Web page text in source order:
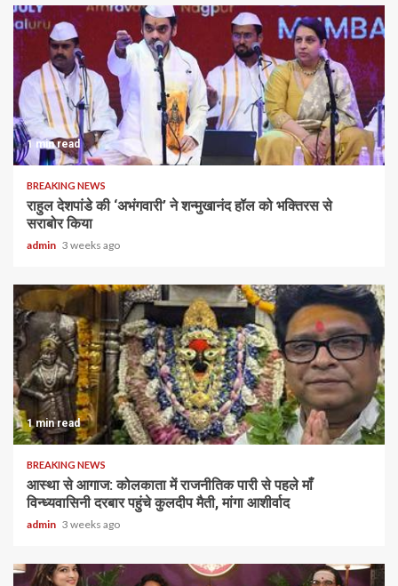
1 min read
BREAKING NEWS
राहुल देशपांडे की ‘अभंगवारी’ ने शन्मुखानंद हॉल को भक्तिरस से
सराबोर किया
admin 3 weeks ago
1 min read
BREAKING NEWS
आस्था से आगाज: कोलकाता में राजनीतिक पारी से पहले माँ
विन्ध्यवासिनी दरबार पहुंचे कुलदीप मैती, मांगा आशीर्वाद
admin 3 weeks ago